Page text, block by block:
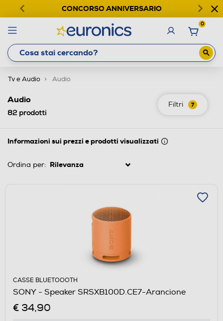
CONCORSO ANNIVERSARIO
0
Tv e Audio Audio
Filtri 7
Audio
82prodotti
Informazioni sui prezzi e prodotti visualizzati
Ordina per:
CASSE BLUETOOOTH
SONY - Speaker SRSXB100D.CE7-Arancione
€ 34,90